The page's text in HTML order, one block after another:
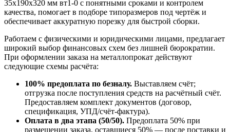
35х190х320 мм вт1-0 с понятными сроками и контролем
качества, помогает в подборе типоразмеров под чертёж и
обеспечивает аккуратную порезку для быстрой сборки.
Работаем с физическими и юридическими лицами, предлагает
широкий выбор финансовых схем без лишней бюрократии.
При оформлении заказа на металлопрокат действуют
следующие схемы расчёта:
100% предоплата по безналу. Выставляем счёт;
отгрузка после поступления средств на расчётный счёт.
Предоставляем комплект документов (договор,
спецификация, УПД/счёт-фактура).
Оплата в два этапа (50/50). Предоплата 50% при
размещении заказа, оставшиеся 50% — после поставки и